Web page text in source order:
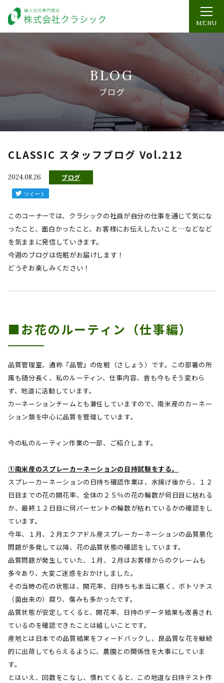
MENU
BLOG
ブログ
CLASSIC スタッフブログ Vol.212
2024.08.26 ブログ
このコーナーでは、クラシックの社員が自分の仕事を通じて気にな
ったこと、面白かったこと、お客様にお伝えしたいこと…などなど
を気ままに発信していきます。
今週のブログは佐粧がお届けします！
どうぞお楽しみください！
■お花のルーティン（仕事編）
品質管理室、通称『品管』の佐粧（さしょう）です。この部署の所
属も随分長く、私のルーティン、仕事内容、昔も今もそう変わら
ず、地道に活動しています。
カーネーションチームとも兼任していますので、南米産のカーネー
ション類を中心に品質を管理しています。
今の私のルーティン作業の一部、ご紹介します。
①南米産のスプレーカーネーションの日持試験をする。
スプレーカーネーションの日持ち確認作業は、水揚げ後から、１２
日目までの花の開花率、全体の２５％の花の輪数が何日目に枯れる
か、最終１２日目に何パーセントの輪数が枯れているかの確認をし
ています。
今年、１月、２月エクアドル産スプレーカーネーションの品質悪化
問題が多発して以降、花の品質状態の確認をしています。
品質問題が発生していた、１月、２月はお客様からのクレームも
多々あり、大変ご迷惑をおかけしました。
その当時の花の状態は、開花率、日持ちも本当に悪く、ボトリチス
（菌由来の）腐り、傷みも多かったです。
品質状態が安定してくると、開花率、日持のデータ結果も改善され
ているのを確認できたことは嬉しいことです。
産地とは日本での品質結果をフィードバックし、良品質な花を継続
的に出荷してもらえるように、農園との関係性を大事にしていま
す。
とはいえ、回数をこなし、慣れてくると、この地道な日持テスト作